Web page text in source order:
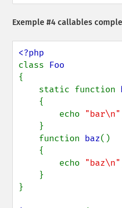
Exemple #4 callables
class
{
    static function
        echo
"bar\n"
    function
baz()
        echo
"baz\n"
}